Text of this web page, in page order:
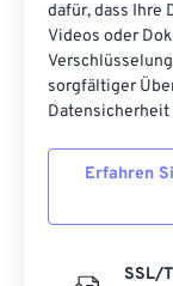
dafür, dass Ihre
Videos oder
sorgfältiger
Datensicherheit
Erfahren
SSL/